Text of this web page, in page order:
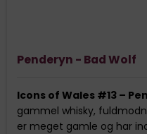
Penderyn - Bad Wolf
Icons of Wales #13 –
gammel whisky,
er meget gamle og har